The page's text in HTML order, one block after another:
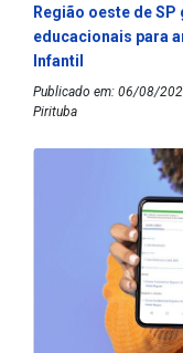
Região oeste de
educacionais para
Infantil
Publicado em: 06/08/
Pirituba